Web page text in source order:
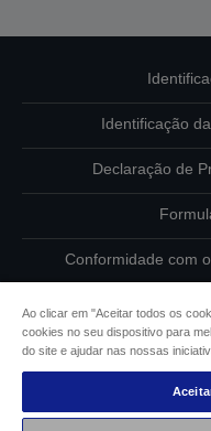
Identificação
Declaração de
Conformidade com
Compromisso da
Ao clicar em "Aceitar todos os
cookies no seu dispositivo para
do site e ajudar nas nossas